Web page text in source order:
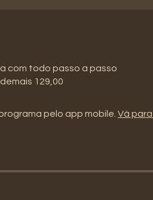
com todo passo a passo
129,00
pelo app mobile. Vá